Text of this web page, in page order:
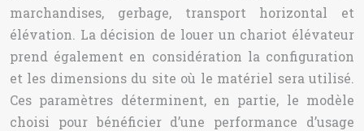
marchandises, gerbage, transport horizontal et
élévation. La décision de louer un chariot élévateur
prend également en considération la configuration
et les dimensions du site où le matériel sera utilisé.
Ces paramètres déterminent, en partie, le modèle
choisi pour bénéficier d’une performance d’usage